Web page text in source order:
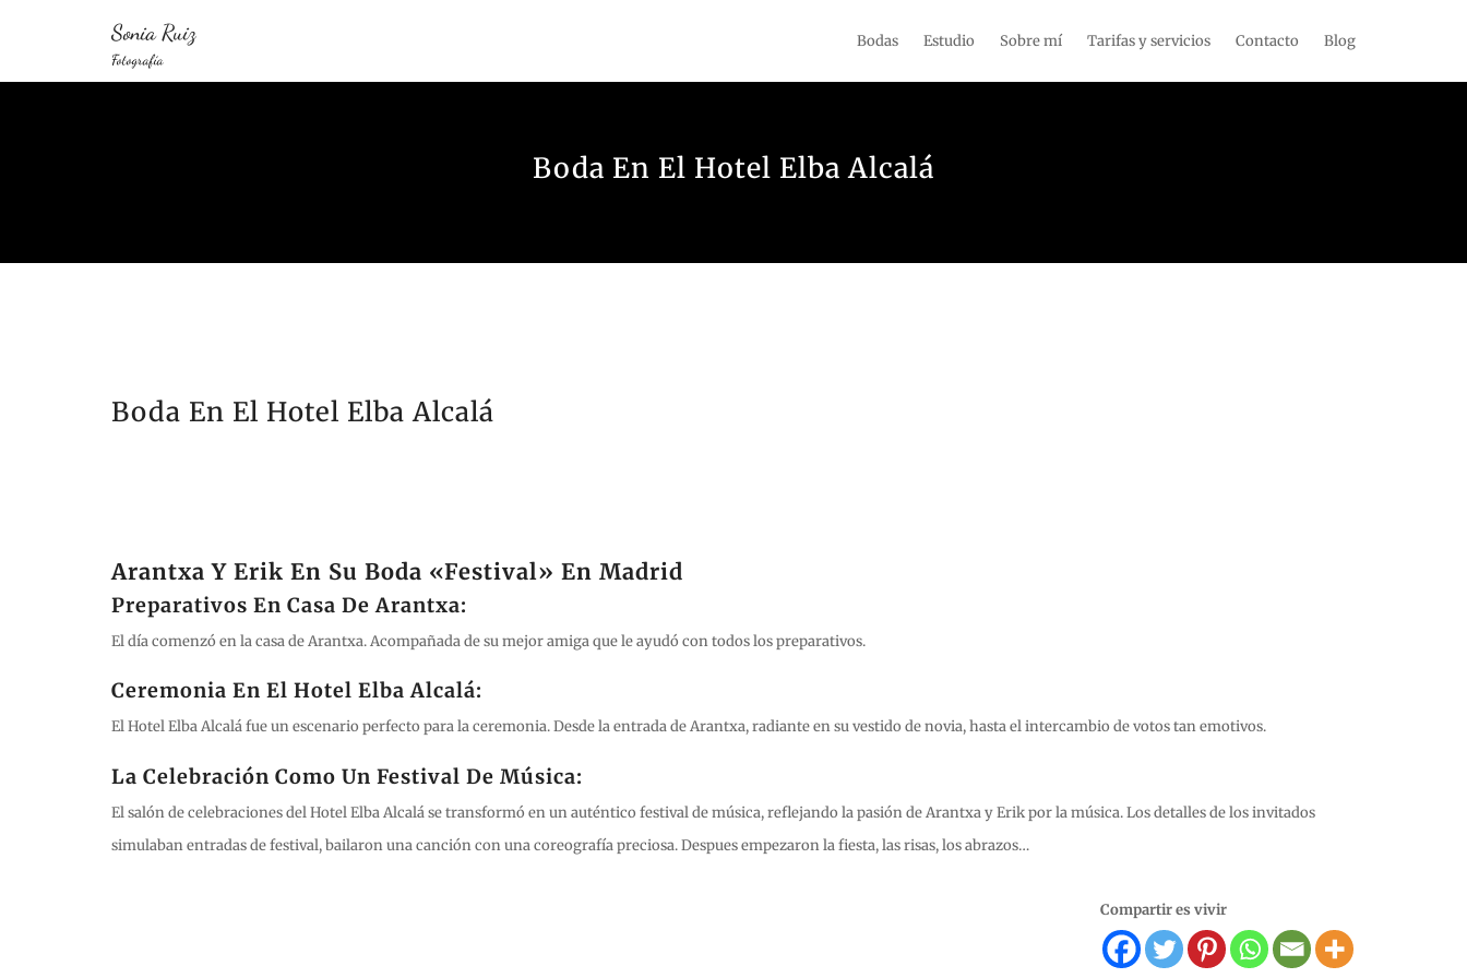
Sonia Ruiz
Fotografía
Bodas Estudio Sobre mí Tarifas y servicios Contacto Blog
Boda En El Hotel Elba Alcalá
Boda En El Hotel Elba Alcalá
Arantxa Y Erik En Su Boda «Festival» En Madrid
Preparativos En Casa De Arantxa:
El día comenzó en la casa de Arantxa. Acompañada de su mejor amiga que le ayudó con todos los preparativos.
Ceremonia En El Hotel Elba Alcalá:
El Hotel Elba Alcalá fue un escenario perfecto para la ceremonia. Desde la entrada de Arantxa, radiante en su vestido de novia, hasta el intercambio de votos tan emotivos.
La Celebración Como Un Festival De Música:
El salón de celebraciones del Hotel Elba Alcalá se transformó en un auténtico festival de música, reflejando la pasión de Arantxa y Erik por la música. Los detalles de los invitados
simulaban entradas de festival, bailaron una canción con una coreografía preciosa. Despues empezaron la fiesta, las risas, los abrazos…
Compartir es vivir